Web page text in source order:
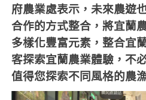
府農業處表示，未來農遊
合作的方式整合，將宜蘭
多樣化豐富元素，整合宜
客探索宜蘭農業體驗，不
值得您探索不同風格的農